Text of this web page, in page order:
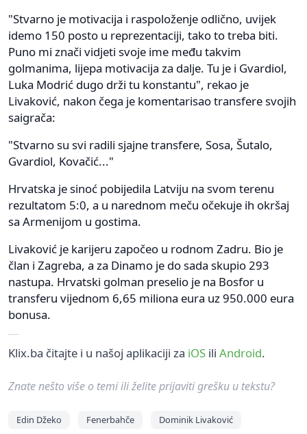
"Stvarno je motivacija i raspoloženje odlično, uvijek
idemo 150 posto u reprezentaciji, tako to treba biti.
Puno mi znači vidjeti svoje ime među takvim
golmanima, lijepa motivacija za dalje. Tu je i Gvardiol,
Luka Modrić dugo drži tu konstantu", rekao je
Livaković, nakon čega je komentarisao transfere svojih
saigrača:
"Stvarno su svi radili sjajne transfere, Sosa, Šutalo,
Gvardiol, Kovačić..."
Hrvatska je sinoć pobijedila Latviju na svom terenu
rezultatom 5:0, a u narednom meču očekuje ih okršaj
sa Armenijom u gostima.
Livaković je karijeru započeo u rodnom Zadru. Bio je
član i Zagreba, a za Dinamo je do sada skupio 293
nastupa. Hrvatski golman preselio je na Bosfor u
transferu vijednom 6,65 miliona eura uz 950.000 eura
bonusa.
Klix.ba čitajte i u našoj aplikaciji za iOS ili Android.
Znate nešto više o temi ili želite prijaviti grešku u tekstu?
Edin Džeko Fenerbahče Dominik Livaković